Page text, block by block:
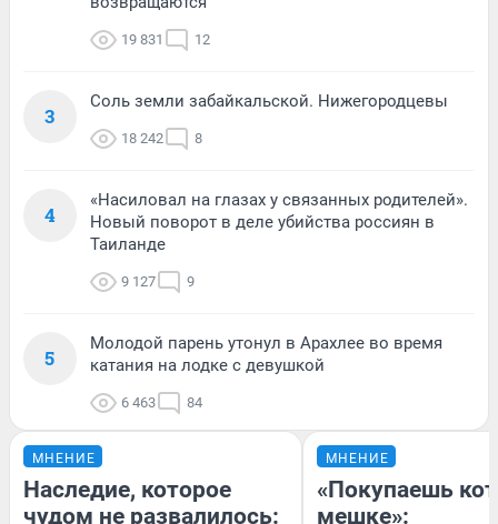
19 831 12
3
Соль земли забайкальской. Нижегородцевы
18 242 8
4
«Насиловал на глазах у связанных родителей».
Новый поворот в деле убийства россиян в
Таиланде
9 127 9
5
Молодой парень утонул в Арахлее во время
катания на лодке с девушкой
6 463 84
МНЕНИЕ
Наследие, которое
чудом не развалилось:
МНЕНИЕ
«Покупаешь
мешке»: